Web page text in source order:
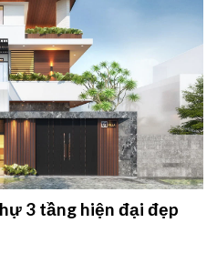
3 tầng hiện đại đẹp